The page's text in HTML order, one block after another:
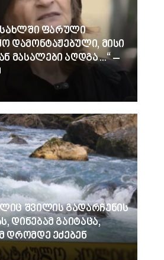
სახლში ფარული
დამონტაჟებული, მისი
მასალები აღდგა…“ –
შვილის გადარჩენის
დინებამ გაიტაცა,
დრომდე ეძებენ